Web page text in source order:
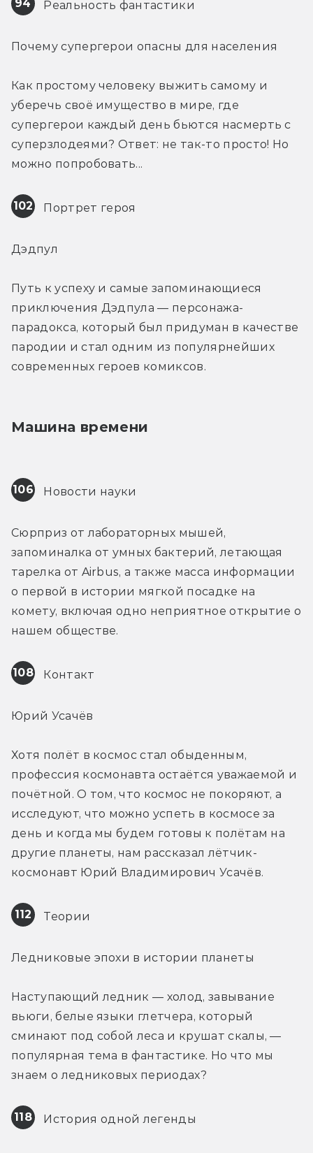
94 Реальность фантастики
Почему супергерои опасны для населения
Как простому человеку выжить самому и
уберечь своё имущество в мире, где
супергерои каждый день бьются насмерть с
суперзлодеями? Ответ: не так-то просто! Но
можно попробовать...
102 Портрет героя
Дэдпул
Путь к успеху и самые запоминающиеся
приключения Дэдпула — персонажа-
парадокса, который был придуман в качестве
пародии и стал одним из популярнейших
современных героев комиксов.
Машина времени
106 Новости науки
Сюрприз от лабораторных мышей,
запоминалка от умных бактерий, летающая
тарелка от Airbus, а также масса информации
о первой в истории мягкой посадке на
комету, включая одно неприятное открытие о
нашем обществе.
108 Контакт
Юрий Усачёв
Хотя полёт в космос стал обыденным,
профессия космонавта остаётся уважаемой и
почётной. О том, что космос не покоряют, а
исследуют, что можно успеть в космосе за
день и когда мы будем готовы к полётам на
другие планеты, нам рассказал лётчик-
космонавт Юрий Владимирович Усачёв.
112 Теории
Ледниковые эпохи в истории планеты
Наступающий ледник — холод, завывание
вьюги, белые языки глетчера, который
сминают под собой леса и крушат скалы, —
популярная тема в фантастике. Но что мы
знаем о ледниковых периодах?
118 История одной легенды